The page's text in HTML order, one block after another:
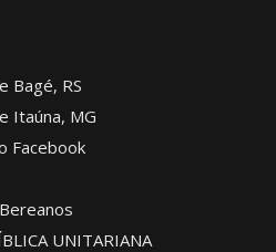
Bagé, RS
Itaúna, MG
Facebook
UNITARIANA